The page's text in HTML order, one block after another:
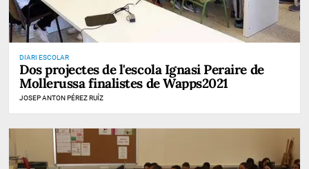
DIARI ESCOLAR
Dos projectes de l'escola Ignasi Peraire de
Mollerussa finalistes de Wapps2021
JOSEP ANTON PÉREZ RUÍZ